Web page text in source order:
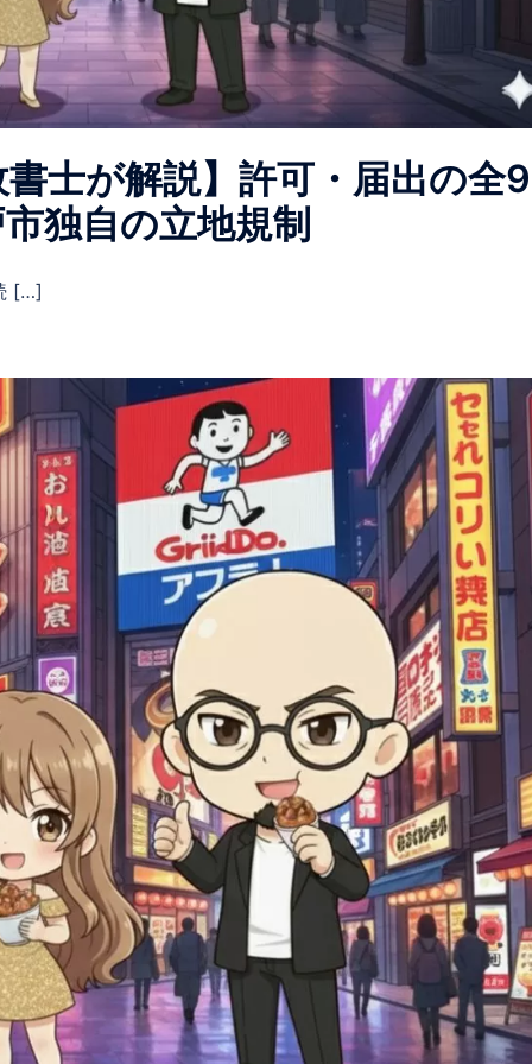
士が解説】許可・届出の全9
独自の立地規制
[…]